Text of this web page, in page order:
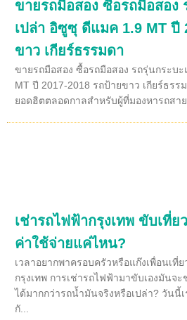
ขายรถมือสอง ซื้อรถมือสอง
เปล่า อิซูซุ ดีแมค 1.9 MT ปี
ขาว เกียร์ธรรมดา
ขายรถมือสอง ซื้อรถมือสอง รถรุ่นกระบ
MT ปี 2017-2018 รถป้ายขาว เกียร์ธรร
ยอดฮิตตลอดกาลสำหรับผู้ที่มองหารถสา
เช่ารถไฟฟ้ากรุงเทพ ขับเที่ย
ค่าใช้จ่ายแค่ไหน?
เวลาอยากพาครอบครัวหรือแก๊งเพื่อนเที่
กรุงเทพ การเช่ารถไฟฟ้ามาขับเองมันจ
ได้มากกว่ารถน้ำมันจริงหรือเปล่า? วันนี้
กั...